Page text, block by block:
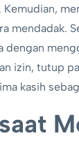
mendadak.
dengan
izin, tutup
kasih